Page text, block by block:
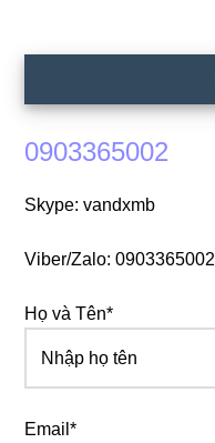
0903365002
Skype: vandxmb
Viber/Zalo: 0903365002
Họ và Tên*
Email*